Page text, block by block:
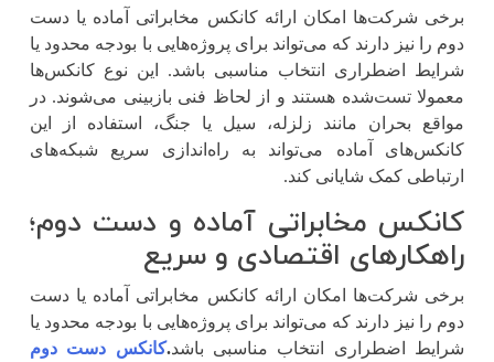
برخی شرکت‌ها امکان ارائه کانکس مخابراتی آماده یا دست
دوم را نیز دارند که می‌تواند برای پروژه‌هایی با بودجه محدود یا
شرایط اضطراری انتخاب مناسبی باشد. این نوع کانکس‌ها
معمولا تست‌شده هستند و از لحاظ فنی بازبینی می‌شوند. در
مواقع بحران مانند زلزله، سیل یا جنگ، استفاده از این
کانکس‌های آماده می‌تواند به راه‌اندازی سریع شبکه‌های
ارتباطی کمک شایانی کند.
کانکس مخابراتی آماده و دست دوم؛
راهکارهای اقتصادی و سریع
برخی شرکت‌ها امکان ارائه کانکس مخابراتی آماده یا دست
دوم را نیز دارند که می‌تواند برای پروژه‌هایی با بودجه محدود یا
شرایط اضطراری انتخاب مناسبی باشد.کانکس‌ دست دوم